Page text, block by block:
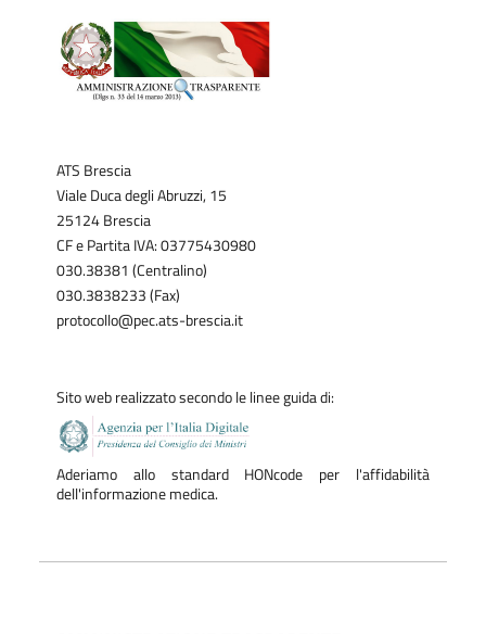
ATS Brescia
Viale Duca degli Abruzzi, 15
25124 Brescia
CF e Partita IVA: 03775430980
030.38381 (Centralino)
030.3838233 (Fax)
protocollo@pec.ats-brescia.it
Sito web realizzato secondo le linee guida di:
Aderiamo allo standard HONcode per l'affidabilità
dell'informazione medica.